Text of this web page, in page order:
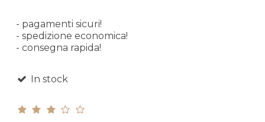
- pagamenti sicuri!
- spedizione economica!
- consegna rapida!
In stock